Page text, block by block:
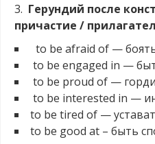
3. Герундий после
причастие /
to be afraid of —
to be engaged in —
to be proud of —
to be interested in —
to be tired of —
to be good at – быть